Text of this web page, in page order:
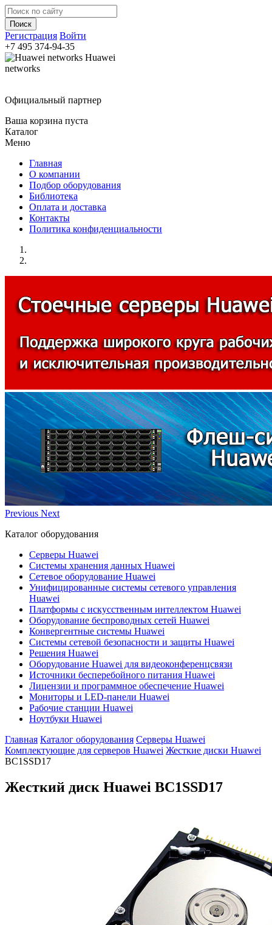
Регистрация Войти
+7 495 374-94-35
Huawei
networks
Официальный партнер
Ваша корзина пуста
Каталог
Меню
Главная
О компании
Подбор оборудования
Библиотека
Оплата и доставка
Контакты
Политика конфиденциальности
Previous Next
Каталог оборудования
Серверы Huawei
Системы хранения данных Huawei
Сетевое оборудование Huawei
Унифицированные системы сетевого управления
Huawei
Платформы с искусственным интеллектом Huawei
Оборудование беспроводных сетей Huawei
Конвергентные системы Huawei
Системы сетевой безопасности и защиты Huawei
Решения Huawei
Оборудование Huawei для видеоконференцсвязи
Источники бесперебойного питания Huawei
Лицензии и программное обеспечение Huawei
Мониторы и LED-панели Huawei
Рабочие станции Huawei
Ноутбуки Huawei
Главная Каталог оборудования Серверы Huawei
Комплектующие для серверов Huawei Жесткие диски Huawei
BC1SSD17
Жесткий диск Huawei BC1SSD17